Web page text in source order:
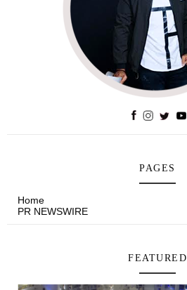
PAGES
Home
PR NEWSWIRE
FEATURED